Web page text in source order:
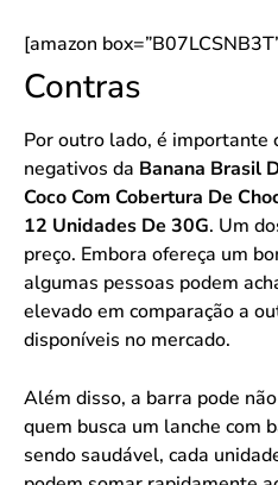
[amazon
Contras
Por outro lado, é importante
negativos da Banana Brasil
Coco Com Cobertura De
12 Unidades De 30G. Um
preço. Embora ofereça um
algumas pessoas podem
elevado em comparação a
disponíveis no mercado.
Além disso, a barra pode
quem busca um lanche com
sendo saudável, cada